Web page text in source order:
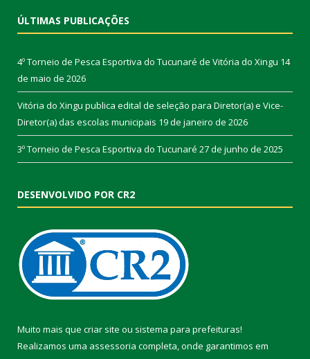
ÚLTIMAS PUBLICAÇÕES
4º Torneio de Pesca Esportiva do Tucunaré de Vitória do Xingu 14
de maio de 2026
Vitória do Xingu publica edital de seleção para Diretor(a) e Vice-
Diretor(a) das escolas municipais 19 de janeiro de 2026
3º Torneio de Pesca Esportiva do Tucunaré 27 de junho de 2025
DESENVOLVIDO POR CR2
Muito mais que criar site ou sistema para prefeituras!
Realizamos uma assessoria completa, onde garantimos em